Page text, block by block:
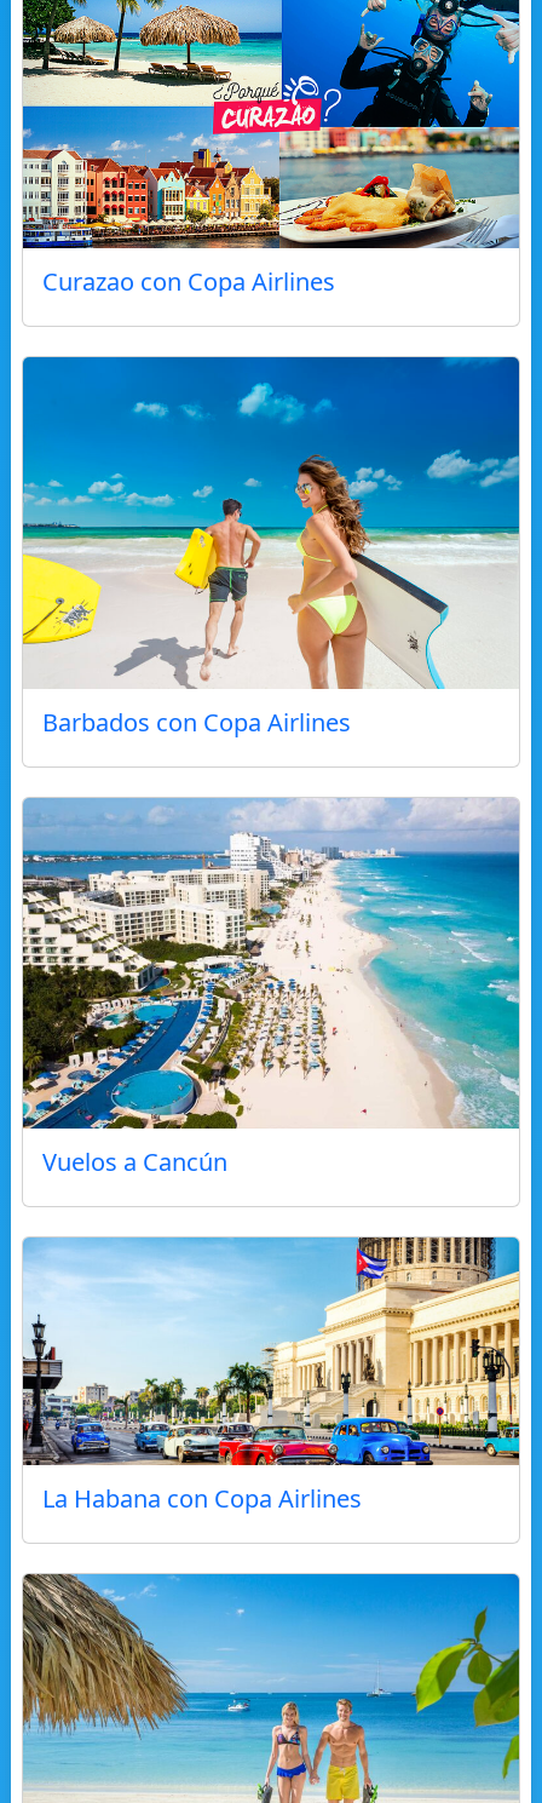
Curazao con Copa Airlines
Barbados con Copa Airlines
Vuelos a Cancún
La Habana con Copa Airlines